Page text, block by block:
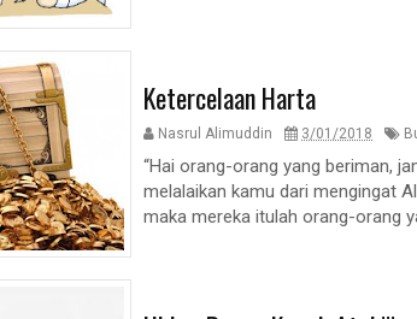
Ketercelaan Harta
Nasrul Alimuddin 3/01/2018
“Hai orang-orang yang beriman,
melalaikan kamu dari mengingat
maka mereka itulah orang-orang